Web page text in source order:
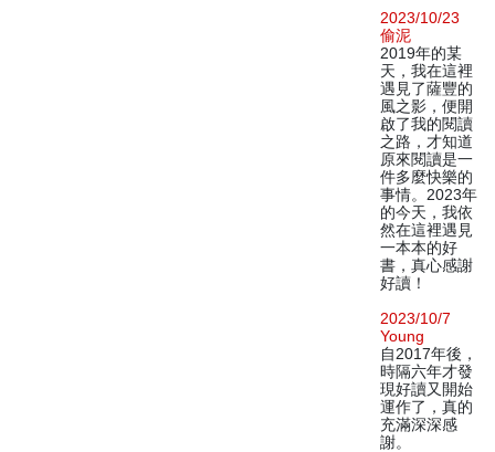
2023/10/23
偷泥
2019年的某
天，我在這裡
遇見了薩豐的
風之影，便開
啟了我的閱讀
之路，才知道
原來閱讀是一
件多麼快樂的
事情。2023年
的今天，我依
然在這裡遇見
一本本的好
書，真心感謝
好讀！
2023/10/7
Young
自2017年後，
時隔六年才發
現好讀又開始
運作了，真的
充滿深深感
謝。